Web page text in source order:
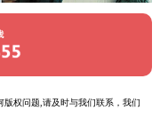
权问题,请及时与我们联系，我们